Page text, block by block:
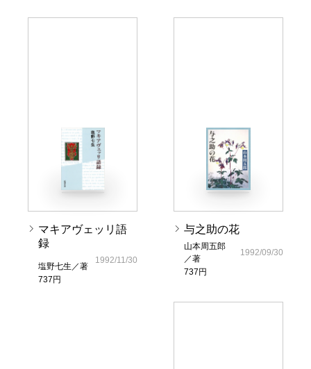
マキアヴェッリ語
録
塩野七生／著
737円
1992/11/30
与之助の花
山本周五郎
／著
737円
1992/09/30